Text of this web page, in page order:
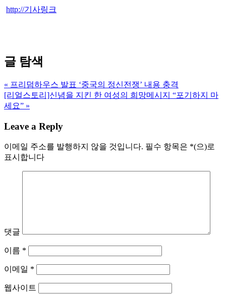
http://기사링크
글 탐색
« 프리덤하우스 발표 ‘중국의 정신전쟁’ 내용 충격
[리얼스토리]신념을 지킨 한 여성의 희망메시지 “포기하지 마
세요” »
Leave a Reply
이메일 주소를 발행하지 않을 것입니다. 필수 항목은 *(으)로
표시합니다
댓글
이름 *
이메일 *
웹사이트